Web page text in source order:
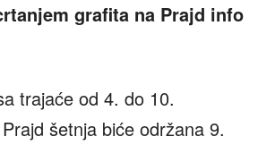
grafita na Prajd info
trajaće od 4. do 10.
šetnja biće održana 9.